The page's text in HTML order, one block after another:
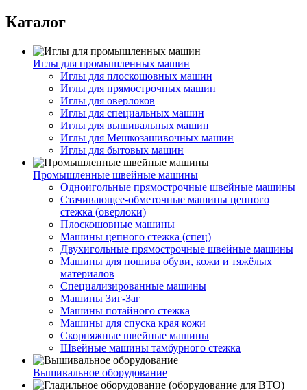
Каталог
Иглы для промышленных машин
Иглы для плоскошовных машин
Иглы для прямострочных машин
Иглы для оверлоков
Иглы для специальных машин
Иглы для вышивальных машин
Иглы для Мешкозашивочных машин
Иглы для бытовых машин
Промышленные швейные машины
Одноигольные прямострочные швейные машины
Стачивающее-обметочные машины цепного
стежка (оверлоки)
Плоскошовные машины
Машины цепного стежка (спец)
Двухигольные прямострочные швейные машины
Машины для пошива обуви, кожи и тяжёлых
материалов
Специализированные машины
Машины Зиг-Заг
Машины потайного стежка
Машины для спуска края кожи
Скорняжные швейные машины
Швейные машины тамбурного стежка
Вышивальное оборудование